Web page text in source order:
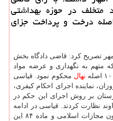
متخلف در حوزه بهداشتی
به كاشت ۱۰۰ اصله درخت و پرداخت جزای
مهر تصریح كرد: قاضی دادگاه بخش
متهم به نگهداری و عرضه مواد
نهال محكوم نمود. قیاسی
نماینده اجرای احكام كیفری،
بر روش اجرای این حكم در
نظارت كردند. قیاسی در ادامه
اضافه كرد: بر مبنای ماده ۲۳ قانون مجازات اسلامی و ماده ۸۴ این